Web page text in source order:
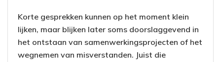
Korte gesprekken kunnen op het moment klein
lijken, maar blijken later soms doorslaggevend in
het ontstaan van samenwerkingsprojecten of het
wegnemen van misverstanden. Juist die